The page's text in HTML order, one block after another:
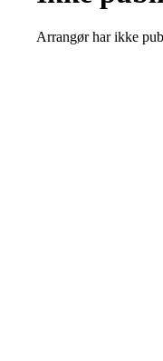
Arrangør har ikke